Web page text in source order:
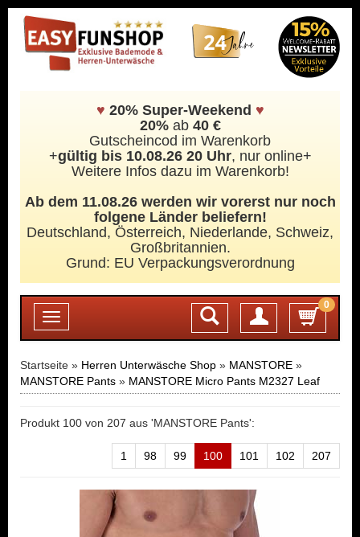
♥ 20% Super-Weekend ♥
20%ab 40 €
Gutscheincod im Warenkorb
+gültig bis 10.08.26 20 Uhr, nur online+
Weitere Infos dazu im Warenkorb!
Ab dem 11.08.26 werden wir vorerst nur noch
folgene Länder beliefern!
Deutschland, Österreich, Niederlande, Schweiz,
Großbritannien.
Grund: EU Verpackungsverordnung
Toggle
navigation
0
Login
Startseite » Herren Unterwäsche Shop » MANSTORE »
MANSTORE Pants » MANSTORE Micro Pants M2327 Leaf
Produkt 100 von 207 aus 'MANSTORE Pants':
1 98 99 100 101 102 207